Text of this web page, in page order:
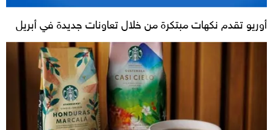
أوريو تقدم نكهات مبتكرة من خلال تعاونات جديدة في أبريل